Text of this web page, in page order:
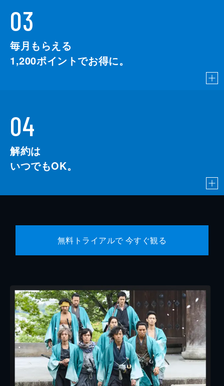
03
毎月もらえる
1,200ポイントでお得に。
04
解約は
いつでもOK。
無料トライアルで 今すぐ観る